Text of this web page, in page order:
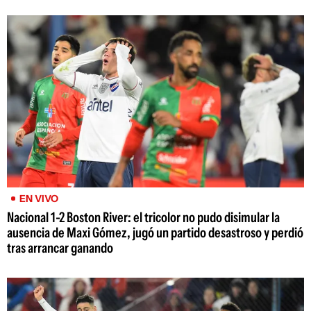
EN VIVO
Nacional 1-2 Boston River: el tricolor no pudo disimular la
ausencia de Maxi Gómez, jugó un partido desastroso y perdió
tras arrancar ganando